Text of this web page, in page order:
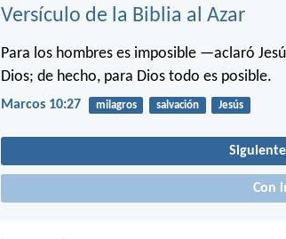
Versículo de la Biblia al Azar
Para los hombres es imposible —aclaró
Dios; de hecho, para Dios todo es posible.
Marcos 10:27 milagros salvación Jesús
Con